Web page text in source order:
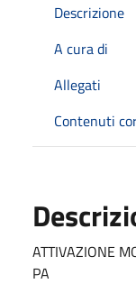
Descrizione
A cura di
Allegati
Contenuti
ATTIVAZIONE
PA